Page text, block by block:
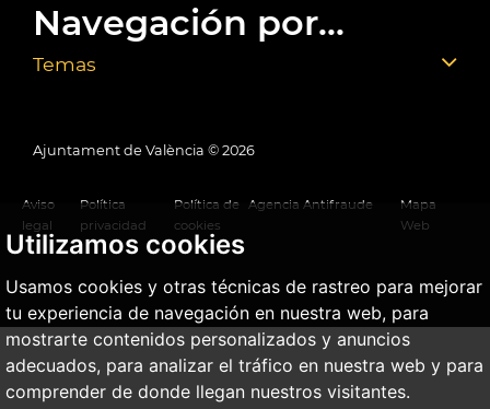
Utilizamos cookies
Usamos cookies y otras técnicas de rastreo para mejorar
tu experiencia de navegación en nuestra web, para
mostrarte contenidos personalizados y anuncios
adecuados, para analizar el tráfico en nuestra web y para
comprender de donde llegan nuestros visitantes.
Navegación por...
Temas
Ajuntament de València © 2026
Aviso
legal
Política
privacidad
Política de
cookies
Agencia Antifraude
Mapa
Web